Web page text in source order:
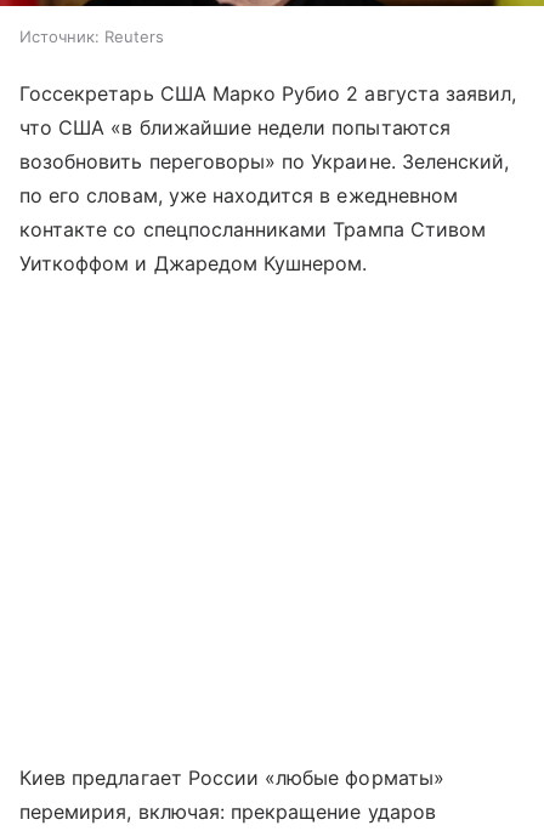
Источник: Reuters
Госсекретарь США Марко Рубио 2 августа заявил,
что США «в ближайшие недели попытаются
возобновить переговоры» по Украине. Зеленский,
по его словам, уже находится в ежедневном
контакте со спецпосланниками Трампа Стивом
Уиткоффом и Джаредом Кушнером.
Киев предлагает России «любые форматы»
перемирия, включая: прекращение ударов